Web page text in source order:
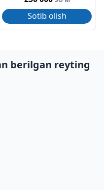
Sotib olish
berilgan reyting